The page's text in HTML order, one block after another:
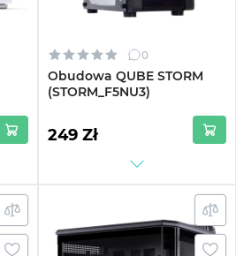
0
Obudowa QUBE STORM
(STORM_F5NU3)
249 Zł